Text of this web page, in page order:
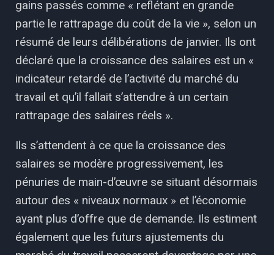
gains passés comme « reflétant en grande
partie le rattrapage du coût de la vie », selon un
résumé de leurs délibérations de janvier. Ils ont
déclaré que la croissance des salaires est un «
indicateur retardé de l’activité du marché du
travail et qu’il fallait s’attendre à un certain
rattrapage des salaires réels ».
Ils s’attendent à ce que la croissance des
salaires se modère progressivement, les
pénuries de main-d’œuvre se situant désormais
autour des « niveaux normaux » et l’économie
ayant plus d’offre que de demande. Ils estiment
également que les futurs ajustements du